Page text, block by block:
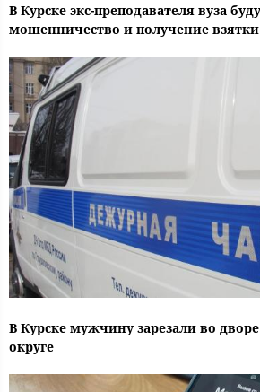
В Курске экс-преподавателя вуза
мошенничество и получение взятки
В Курске мужчину зарезали во
округе